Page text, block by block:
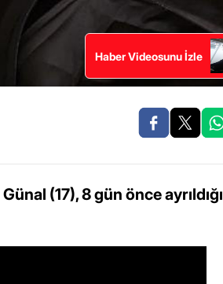
Haber Videosunu İzle
(17), 8 gün önce ayrıldığı